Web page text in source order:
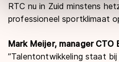
Door op ‘Toestaan’ te
overdracht. Meer informatie
RTC nu in Zuid minstens
professioneel sportklimaat
Mark Meijer, manager CTO
”Talentontwikkeling staat